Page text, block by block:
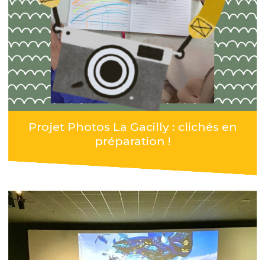
Projet Photos La Gacilly : clichés en
préparation !